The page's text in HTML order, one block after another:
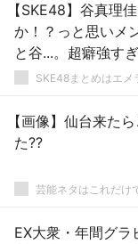
【SKE48】谷真理
か！？っと思いメ
と谷...。超癖強す
SKE48まとめはエメ
【画像】仙台来た
た??
芸能ネタはこれだけ
EX大衆・年間グ